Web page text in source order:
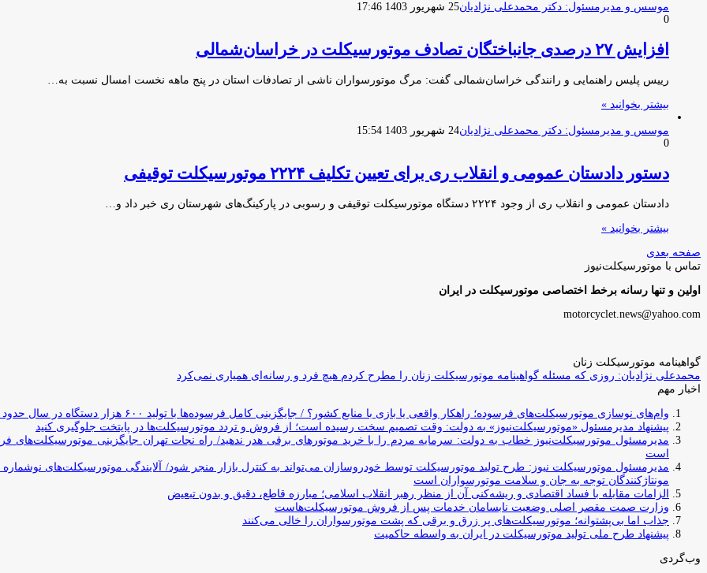
موسس و مدیرمسئول: دکتر محمدعلی نژادیان25 شهریور 1403 17:46
0
افزایش ۲۷ درصدی جانباختگان تصادف موتورسیکلت در خراسان‌شمالی
رییس پلیس راهنمایی و رانندگی خراسان‌شمالی گفت: مرگ موتورسواران ناشی از تصادفات استان در پنج ماهه نخست امسال نسبت به…
بیشتر بخوانید »
موسس و مدیرمسئول: دکتر محمدعلی نژادیان24 شهریور 1403 15:54
0
دستور دادستان عمومی و انقلاب ری برای تعیین تکلیف ۲۲۲۴ موتورسیکلت توقیفی
دادستان عمومی و انقلاب ری از وجود ۲۲۲۴ دستگاه موتورسیکلت توقیفی و رسوبی در پارکینگ‌های شهرستان ری خبر داد و…
بیشتر بخوانید »
صفحه بعدی
تماس با موتورسیکلت‌نیوز
اولین و تنها رسانه برخط اختصاصی موتورسیکلت در ایران
motorcyclet.news@yahoo.com
گواهینامه موتورسیکلت زنان
محمدعلی نژادیان: روزی که مسئله گواهینامه موتورسیکلت زنان را مطرح کردم هیچ فرد و رسانه‌ای همیاری نمی‌کرد
اخبار مهم
وام‌های نوسازی موتورسیکلت‌های فرسوده؛ راهکار واقعی یا بازی با منابع کشور؟ / جایگزینی کامل فرسوده‌ها با تولید ۶۰۰ هزار دستگاه در سال حدود ۱۹ سال طول می‌کشد
پیشنهاد مدیرمسئول «موتورسیکلت‌نیوز» به دولت: وقت تصمیم سخت رسیده است؛ از فروش و تردد موتورسیکلت‌ها در پایتخت جلوگیری کنید
مدیرمسئول موتورسیکلت‌نیوز خطاب به دولت: سرمایه مردم را با خرید موتورهای برقی هدر ندهید/ راه نجات تهران جایگزینی موتورسیکلت‌های
است
مدیرمسئول موتورسیکلت نیوز: طرح تولید موتورسیکلت توسط خودروسازان می‌تواند به کنترل بازار منجر شود/ آلایندگی موتورسیکلت‌های
مونتاژکنندگان توجه به جان و سلامت موتورسواران است
الزامات مقابله با فساد اقتصادی و ریشه‌کنی آن از منظر رهبر انقلاب اسلامی؛ مبارزه قاطع، دقیق و بدون تبعیض
وزارت صمت مقصر اصلی وضعیت نابسامان خدمات پس از فروش موتورسیکلت‌هاست
جذاب اما بی‌پشتوانه؛ موتورسیکلت‌های پر زرق‌ و برقی که پشت موتورسواران را خالی می‌کنند
پیشنهاد طرح ملی تولید موتورسیکلت در ایران به واسطه حاکمیت
وب‌گردی